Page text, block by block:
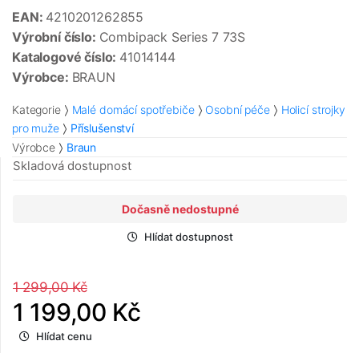
EAN: 4210201262855
Výrobní číslo: Combipack Series 7 73S
Katalogové číslo: 41014144
Výrobce: BRAUN
Kategorie Malé domácí spotřebiče Osobní péče
Holicí strojky
pro muže
Příslušenství
Výrobce
Braun
Skladová dostupnost
Dočasně nedostupné
Hlídat dostupnost
1 299,00 Kč
1 199,00 Kč
Hlídat cenu